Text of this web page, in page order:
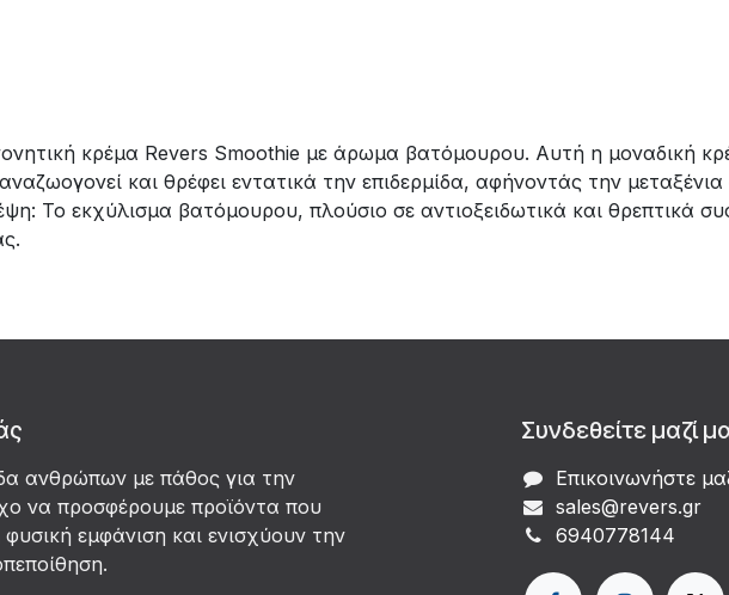
κρέμα Revers Smoothie με άρωμα βατόμουρου. Αυτή η μοναδική
και θρέφει εντατικά την επιδερμίδα, αφήνοντάς την
Το εκχύλισμα βατόμουρου, πλούσιο σε αντιοξειδωτικά και θρεπτικά
ανθρώπων με πάθος για την
να προσφέρουμε προϊόντα που
εμφάνιση και ενισχύουν την
Συνδεθείτε μαζί
Επικοινωνήστε
sales@revers.gr
6940778144